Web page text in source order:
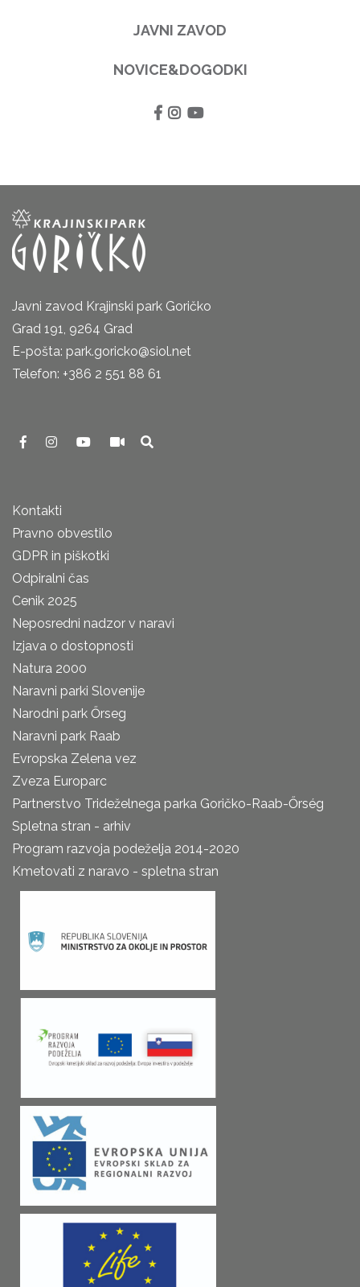
JAVNI ZAVOD
NOVICE&DOGODKI
Javni zavod Krajinski park Goričko
Grad 191, 9264 Grad
E-pošta: park.goricko@siol.net
Telefon: +386 2 551 88 61
Kontakti
Pravno obvestilo
GDPR in piškotki
Odpiralni čas
Cenik 2025
Neposredni nadzor v naravi
Izjava o dostopnosti
Natura 2000
Naravni parki Slovenije
Narodni park Őrseg
Naravni park Raab
Evropska Zelena vez
Zveza Europarc
Partnerstvo Trideželnega parka Goričko-Raab-Őrség
Spletna stran - arhiv
Program razvoja podeželja 2014-2020
Kmetovati z naravo - spletna stran